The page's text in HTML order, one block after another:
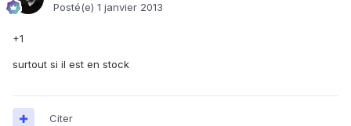
Posté(e) 1 janvier 2013
+1
surtout si il est en stock
Citer